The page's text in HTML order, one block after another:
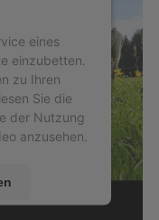
eines
einzubetten.
zu Ihren
Sie die
der Nutzung
anzusehen.